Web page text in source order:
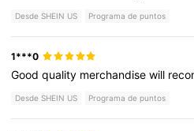
Desde SHEIN US Programa de puntos
1***0
Goodquality merchandisewill
Desde SHEIN US Programa de puntos